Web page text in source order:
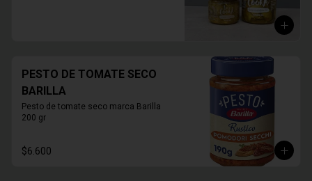
PESTO DE TOMATE SECO
BARILLA
Pesto de tomate seco marca Barilla
200 gr
$6.600